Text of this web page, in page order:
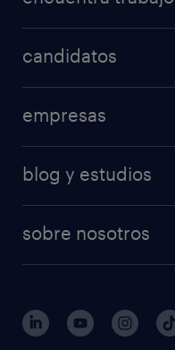
candidatos
empresas
blog y estudios
sobre nosotros